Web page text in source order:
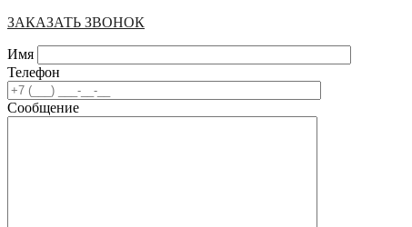
ЗАКАЗАТЬ ЗВОНОК
Имя
Телефон
Сообщение